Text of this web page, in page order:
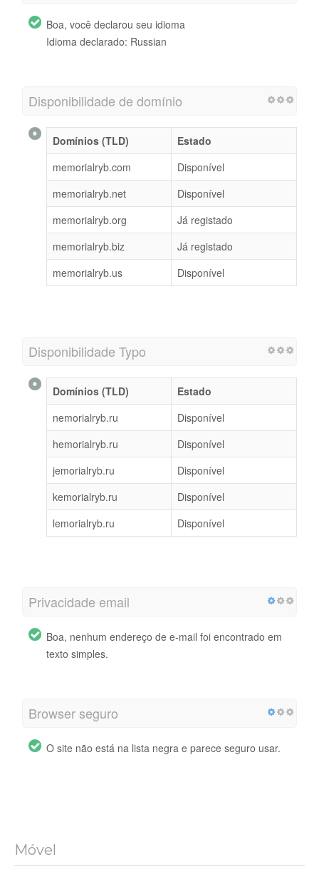
Boa, você declarou seu idioma
Idioma declarado: Russian
Disponibilidade de domínio
Domínios (TLD)
Estado
memorialryb.com
Disponível
memorialryb.net
Disponível
memorialryb.org
Já registado
memorialryb.biz
Já registado
memorialryb.us
Disponível
Disponibilidade Typo
Domínios (TLD)
Estado
nemorialryb.ru
Disponível
hemorialryb.ru
Disponível
jemorialryb.ru
Disponível
kemorialryb.ru
Disponível
lemorialryb.ru
Disponível
Privacidade email
Boa, nenhum endereço de e-mail foi encontrado em
texto simples.
Browser seguro
O site não está na lista negra e parece seguro usar.
Móvel